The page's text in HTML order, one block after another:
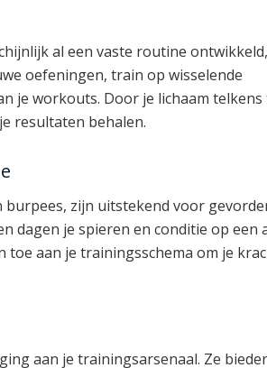
al een vaste routine
oefeningen, train op wisselende
je workouts. Door je lichaam telkens
resultaten behalen.
zijn uitstekend voor
dagen je spieren en conditie op een
aan je trainingsschema om je
aan je trainingsarsenaal. Ze